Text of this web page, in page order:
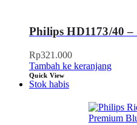
Philips HD1173/40
Rp321.000
Tambah ke keranjang
Quick View
Stok habis